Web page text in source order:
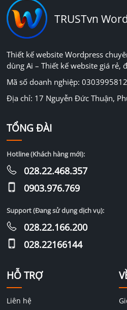
TRUSTvn
Thiết kế website Wordpress
dùng Ai – Thiết kế website giá rẻ,
Mã số doanh nghiệp: 0303995812
Địa chỉ: 17 Nguyễn Đức Thuận,
HỖ TRỢ
Liên hệ
TỔNG ĐÀI
Hotline (Khách hàng mới):
028.22.468.357
0903.976.769
Support (Đang sử dụng dịch vụ):
028.22.166.200
028.22166144